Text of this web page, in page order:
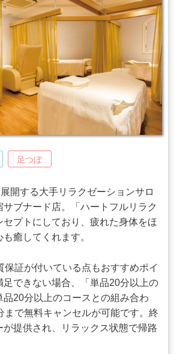
足つぼ
開する大手リラクゼーションサロ
サブナード店。「ハートフルリラク
プトにしており、疲れた身体をほ
癒してくれます。
保証が付いている点もおすすめポイ
足できない場合、「単品20分以上の
品20分以上のコースとの組み合わ
まで無料キャンセルが可能です。終
が提供され、リラックス状態で帰路